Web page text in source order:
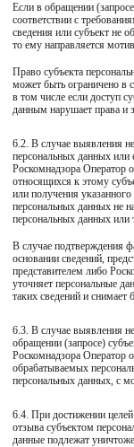
Если в обращении
соответствии с
сведения или субъект не
то ему направляется
Право субъекта
может быть ограничено в
в том числе если доступ
данным нарушает права и
6.2. В случае выявления
персональных данных или
Роскомнадзора Оператор
относящихся к этому
или получения
персональных данных не
персональных данных или
В случае подтверждения
основании сведений,
представителем либо
уточняет персональные
таких сведений и снимает
6.3. В случае выявления
обращении (запросе)
Роскомнадзора Оператор
обрабатываемых
персональных данных, с
6.4. При достижении
отзыва субъектом
данные подлежат